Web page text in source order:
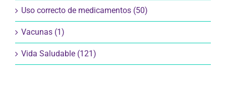
Uso correcto de medicamentos (50)
Vacunas (1)
Vida Saludable (121)